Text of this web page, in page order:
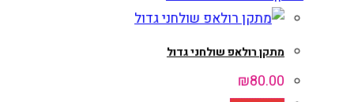
מתקן רולאפ שולחני גדול
₪80.00